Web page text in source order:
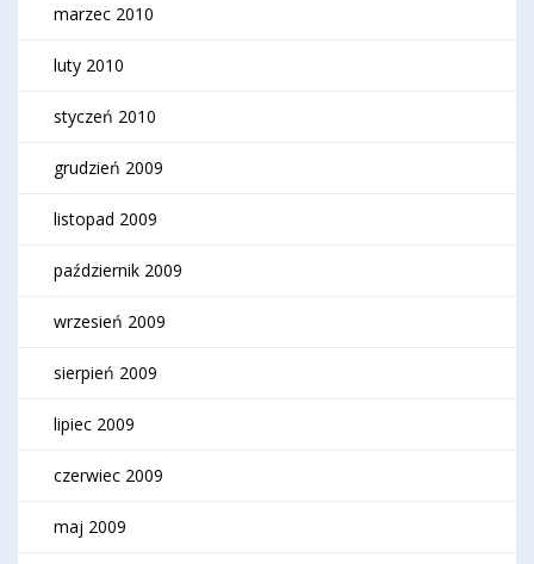
marzec 2010
luty 2010
styczeń 2010
grudzień 2009
listopad 2009
październik 2009
wrzesień 2009
sierpień 2009
lipiec 2009
czerwiec 2009
maj 2009